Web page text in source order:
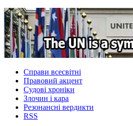
Справи всесвітні
Правовий акцент
Судові хроніки
Злочин і кара
Резонансні вердикти
RSS